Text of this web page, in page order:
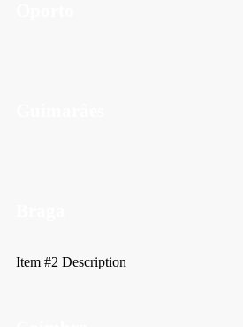
Item #2 Description